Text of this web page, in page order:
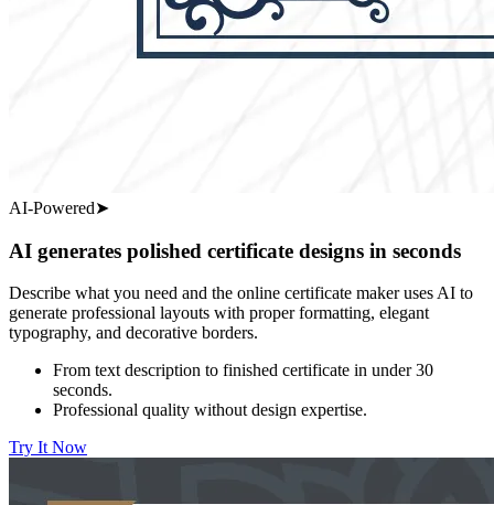
AI-Powered➤
AI generates polished certificate designs in seconds
Describe what you need and the online certificate maker uses AI to
generate professional layouts with proper formatting, elegant
typography, and decorative borders.
From text description to finished certificate in under 30
seconds.
Professional quality without design expertise.
Try It Now